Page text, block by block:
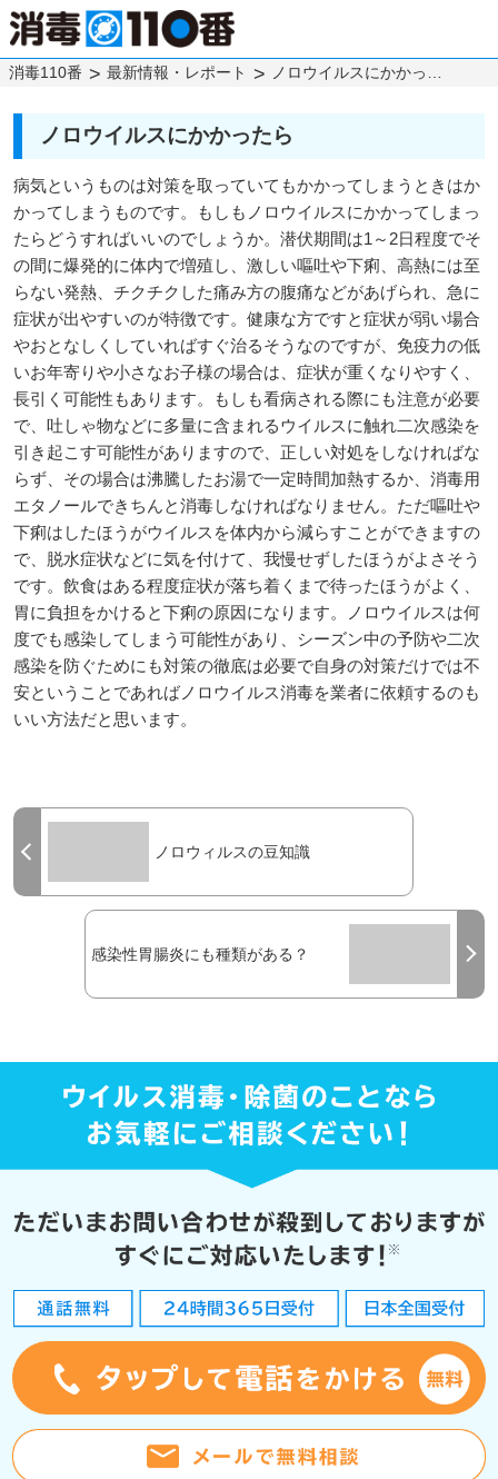
消毒110番 最新情報・レポート
ノロウイルスにかかったら
病気というものは対策を取っていてもかかってしまうときはか
かってしまうものです。もしもノロウイルスにかかってしまっ
たらどうすればいいのでしょうか。潜伏期間は1～2日程度でそ
の間に爆発的に体内で増殖し、激しい嘔吐や下痢、高熱には至
らない発熱、チクチクした痛み方の腹痛などがあげられ、急に
症状が出やすいのが特徴です。健康な方ですと症状が弱い場合
やおとなしくしていればすぐ治るそうなのですが、免疫力の低
いお年寄りや小さなお子様の場合は、症状が重くなりやすく、
長引く可能性もあります。もしも看病される際にも注意が必要
で、吐しゃ物などに多量に含まれるウイルスに触れ二次感染を
引き起こす可能性がありますので、正しい対処をしなければな
らず、その場合は沸騰したお湯で一定時間加熱するか、消毒用
エタノールできちんと消毒しなければなりません。ただ嘔吐や
下痢はしたほうがウイルスを体内から減らすことができますの
で、脱水症状などに気を付けて、我慢せずしたほうがよさそう
です。飲食はある程度症状が落ち着くまで待ったほうがよく、
胃に負担をかけると下痢の原因になります。ノロウイルスは何
度でも感染してしまう可能性があり、シーズン中の予防や二次
感染を防ぐためにも対策の徹底は必要で自身の対策だけでは不
安ということであればノロウイルス消毒を業者に依頼するのも
いい方法だと思います。
ノロウィルスの豆知識
感染性胃腸炎にも種類がある？